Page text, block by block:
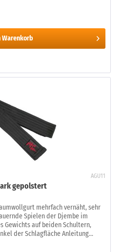
Warenkorb
AGU11
gepolstert
mehrfach vernäht, sehr
Spielen der Djembe im
Gewichts auf beiden Schultern,
der Schlagfläche Anleitung...